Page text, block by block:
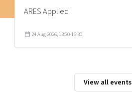
ARES Applied
24 Aug 2026, 13:30-16:30
View all events